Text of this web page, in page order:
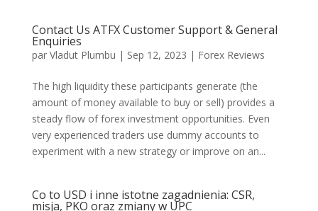
Contact Us ATFX Customer Support & General
Enquiries
par Vladut Plumbu | Sep 12, 2023 | Forex Reviews
The high liquidity these participants generate (the
amount of money available to buy or sell) provides a
steady flow of forex investment opportunities. Even
very experienced traders use dummy accounts to
experiment with a new strategy or improve on an...
Co to USD i inne istotne zagadnienia: CSR,
misja, PKO oraz zmiany w UPC